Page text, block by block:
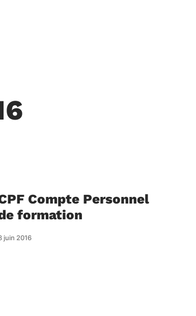
Compte Personnel
formation
juin 2016